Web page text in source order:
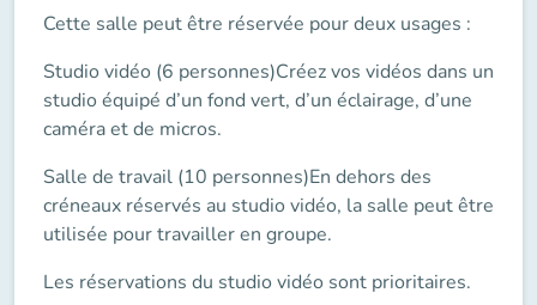
Cette salle peut être réservée pour deux usages :
Studio vidéo (6 personnes)Créez vos vidéos dans un
studio équipé d’un fond vert, d’un éclairage, d’une
caméra et de micros.
Salle de travail (10 personnes)En dehors des
créneaux réservés au studio vidéo, la salle peut être
utilisée pour travailler en groupe.
Les réservations du studio vidéo sont prioritaires.